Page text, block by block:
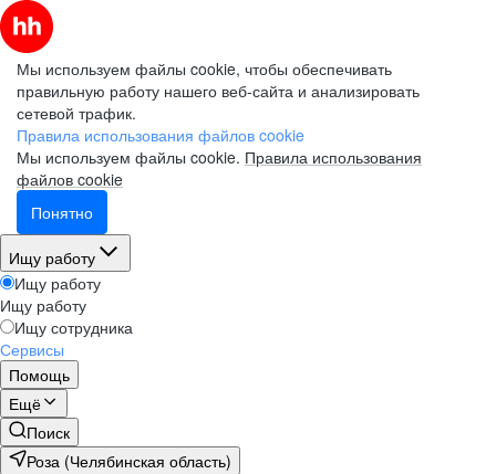
Мы используем файлы cookie, чтобы обеспечивать
правильную работу нашего веб-сайта и анализировать
сетевой трафик.
Правила использования файлов cookie
Мы используем файлы cookie. Правила использования
файлов cookie
Понятно
Ищу работу
Ищу работу
Ищу работу
Ищу сотрудника
Сервисы
Помощь
Ещё
Поиск
Роза (Челябинская область)